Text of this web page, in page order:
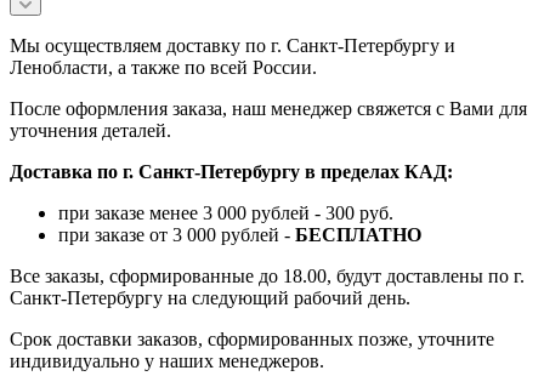
Мы осуществляем доставку по г. Санкт-Петербургу и
Ленобласти, а также по всей России.
После оформления заказа, наш менеджер свяжется с Вами для
уточнения деталей.
Доставка по г. Санкт-Петербургу в пределах КАД:
при заказе менее 3 000 рублей - 300 руб.
при заказе от 3 000 рублей - БЕСПЛАТНО
Все заказы, сформированные до 18.00, будут доставлены по г.
Санкт-Петербургу на следующий рабочий день.
Срок доставки заказов, сформированных позже, уточните
индивидуально у наших менеджеров.